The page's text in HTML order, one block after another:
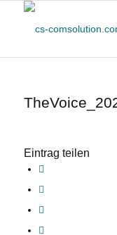
Eintrag teilen